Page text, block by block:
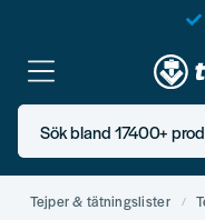
Sök bland 17400+
Tejper & tätningslister